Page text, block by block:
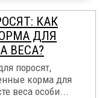
КАК
ДЛЯ
ВЕСА?
поросят,
корма для
веса особи...